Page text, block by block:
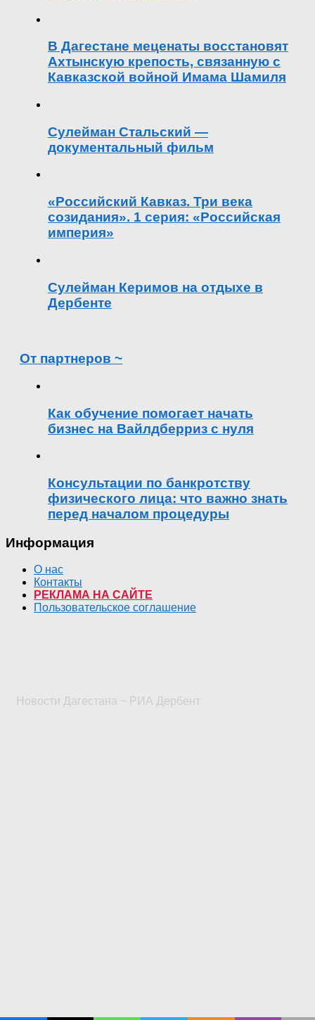
В Дагестане меценаты восстановят
Ахтынскую крепость, связанную с
Кавказской войной Имама Шамиля
Сулейман Стальский —
документальный фильм
«Российский Кавказ. Три века
созидания». 1 серия: «Российская
империя»
Сулейман Керимов на отдыхе в
Дербенте
От партнеров ~
Как обучение помогает начать
бизнес на Вайлдберриз с нуля
Консультации по банкротству
физического лица: что важно знать
перед началом процедуры
Информация
О нас
Контакты
РЕКЛАМА НА САЙТЕ
Пользовательское соглашение
Новости Дагестана ~ РИА Дербент